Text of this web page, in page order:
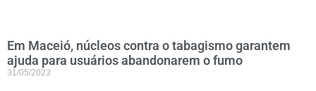
Em Maceió, núcleos contra o tabagismo garantem
ajuda para usuários abandonarem o fumo
31/05/2023